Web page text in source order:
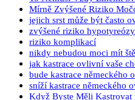
Mírně Zvýšené Riziko
jejich srst může být často
zvýšené riziko hypotyreózy
riziko komplikací
nikdy nebudou moci mít
jak kastrace ovlivní vaše
bude kastrace německého
sníží kastrace německého
Když Byste Měli Kastrovat